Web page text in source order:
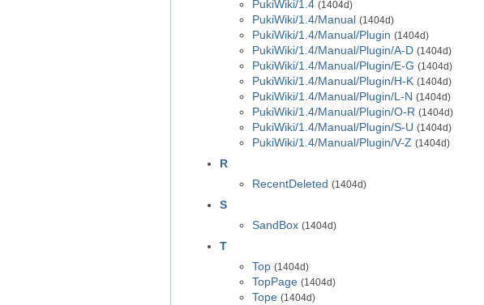
PukiWiki/1.4 (1404d)
PukiWiki/1.4/Manual (1404d)
PukiWiki/1.4/Manual/Plugin (1404d)
PukiWiki/1.4/Manual/Plugin/A-D (1404d)
PukiWiki/1.4/Manual/Plugin/E-G (1404d)
PukiWiki/1.4/Manual/Plugin/H-K (1404d)
PukiWiki/1.4/Manual/Plugin/L-N (1404d)
PukiWiki/1.4/Manual/Plugin/O-R (1404d)
PukiWiki/1.4/Manual/Plugin/S-U (1404d)
PukiWiki/1.4/Manual/Plugin/V-Z (1404d)
R
RecentDeleted (1404d)
S
SandBox (1404d)
T
Top (1404d)
TopPage (1404d)
Tope (1404d)